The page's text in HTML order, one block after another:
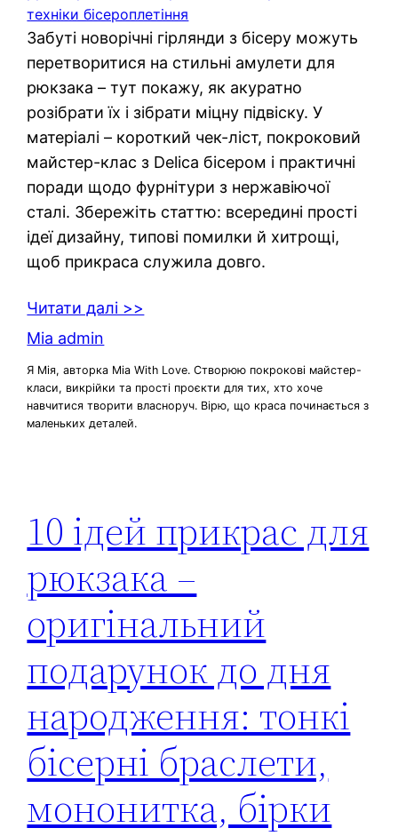
техніки бісероплетіння
Забуті новорічні гірлянди з бісеру можуть
перетворитися на стильні амулети для
рюкзака – тут покажу, як акуратно
розібрати їх і зібрати міцну підвіску. У
матеріалі – короткий чек-ліст, покроковий
майстер-клас з Delica бісером і практичні
поради щодо фурнітури з нержавіючої
сталі. Збережіть статтю: всередині прості
ідеї дизайну, типові помилки й хитрощі,
щоб прикраса служила довго.
Читати далі >>
Mia admin
Я Мія, авторка Mia With Love. Створюю покрокові майстер-
класи, викрійки та прості проєкти для тих, хто хоче
навчитися творити власноруч. Вірю, що краса починається з
маленьких деталей.
10 ідей прикрас для
рюкзака –
оригінальний
подарунок до дня
народження: тонкі
бісерні браслети,
мононитка, бірки